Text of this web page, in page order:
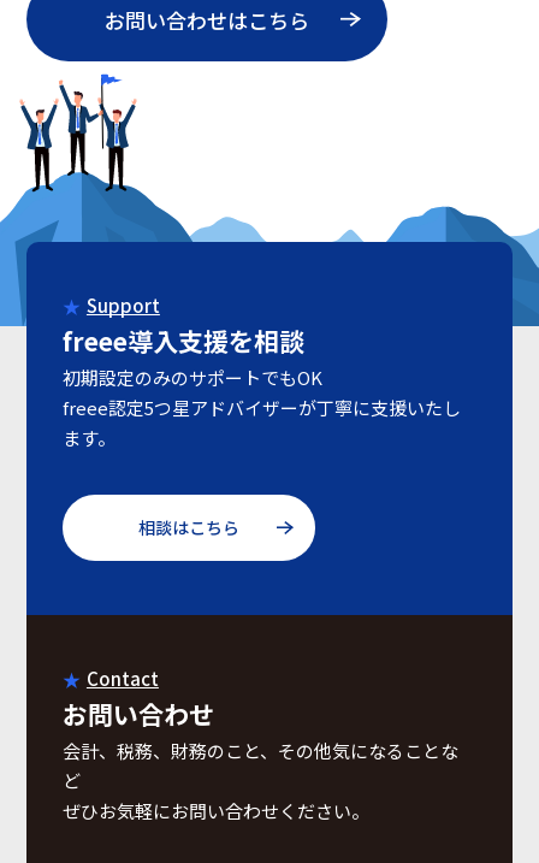
お問い合わせはこちら
Support
freee導入支援を相談
初期設定のみのサポートでもOK
freee認定5つ星アドバイザーが丁寧に支援いたし
ます。
相談はこちら
Contact
お問い合わせ
会計、税務、財務のこと、その他気になることな
ど
ぜひお気軽にお問い合わせください。